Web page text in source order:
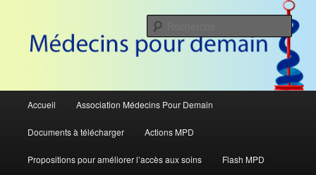
contenu
principal
contenu
secondaireMédecins Pour Demain
principal
Accueil Association Médecins Pour Demain
Documents à télécharger Actions MPD
Propositions pour améliorer l’accès aux soins Flash MPD